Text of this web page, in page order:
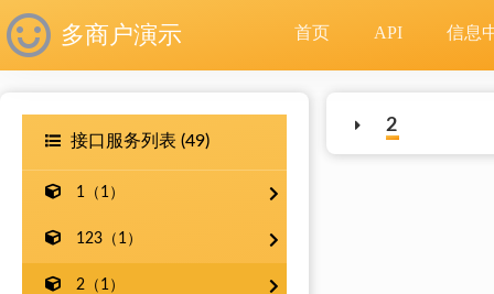
多商户演示 首页 API 信息
接口服务列表 (49)
1（1）
123（1）
2（1）
2